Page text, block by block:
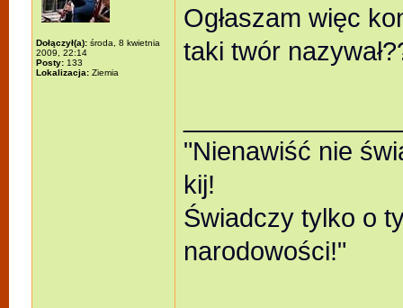
Dołączył(a): środa, 8 kwietnia
2009, 22:14
Posty: 133
Lokalizacja: Ziemia
Ogłaszam więc
taki twór
"Nienawiść nie
kij!
Świadczy tylko o
narodowości!"